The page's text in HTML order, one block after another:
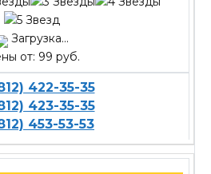
Загрузка...
от: 99 руб.
422-35-35
423-35-35
453-53-53